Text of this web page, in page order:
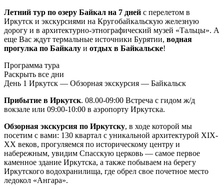
Летний тур по озеру Байкал на 7 дней с перелетом в
Иркутск и экскурсиями на Кругобайкальскую железную
дорогу и в архитектурно-этнографический музей «Тальцы». А
еще Вас ждут термальные источники Бурятии, водная
прогулка по Байкалу и отдых в Байкальске!
Программа тура
Раскрыть все дни
День 1 Иркутск — Обзорная экскурсия — Байкальск
Прибытие в Иркутск. 08.00-09:00 Встреча с гидом ж/д
вокзале или 09:00-10:00 в аэропорту Иркутска.
Обзорная экскурсия по Иркутску, в ходе которой мы
посетим с вами: 130 квартал с уникальной архитектурой ХIХ-
ХХ веков, прогуляемся по историческому центру и
набережным, увидим Спасскую церковь — самое первое
каменное здание Иркутска, а также побываем на берегу
Иркутского водохранилища, где обрел свое почетное место
ледокол «Ангара».